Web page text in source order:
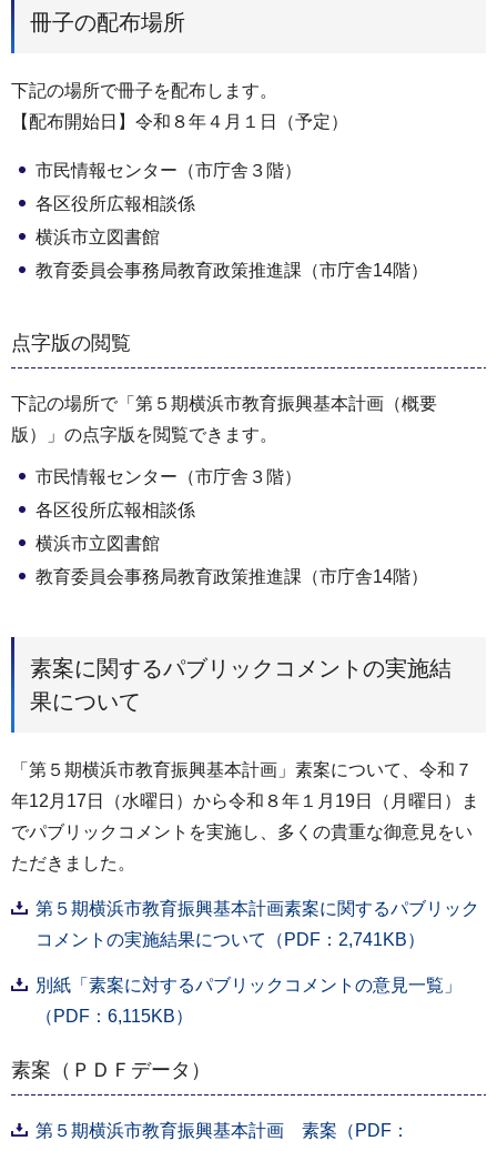
冊子の配布場所
下記の場所で冊子を配布します。
【配布開始日】令和８年４月１日（予定）
市民情報センター（市庁舎３階）
各区役所広報相談係
横浜市立図書館
教育委員会事務局教育政策推進課（市庁舎14階）
点字版の閲覧
下記の場所で「第５期横浜市教育振興基本計画（概要
版）」の点字版を閲覧できます。
市民情報センター（市庁舎３階）
各区役所広報相談係
横浜市立図書館
教育委員会事務局教育政策推進課（市庁舎14階）
素案に関するパブリックコメントの実施結
果について
「第５期横浜市教育振興基本計画」素案について、令和７
年12月17日（水曜日）から令和８年１月19日（月曜日）ま
でパブリックコメントを実施し、多くの貴重な御意見をい
ただきました。
第５期横浜市教育振興基本計画素案に関するパブリック
コメントの実施結果について（PDF：2,741KB）
別紙「素案に対するパブリックコメントの意見一覧」
（PDF：6,115KB）
素案（ＰＤＦデータ）
第５期横浜市教育振興基本計画 素案（PDF：